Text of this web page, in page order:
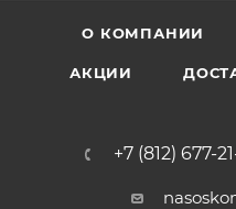
О КОМПАНИИ
АКЦИИ
+7 (812) 677-